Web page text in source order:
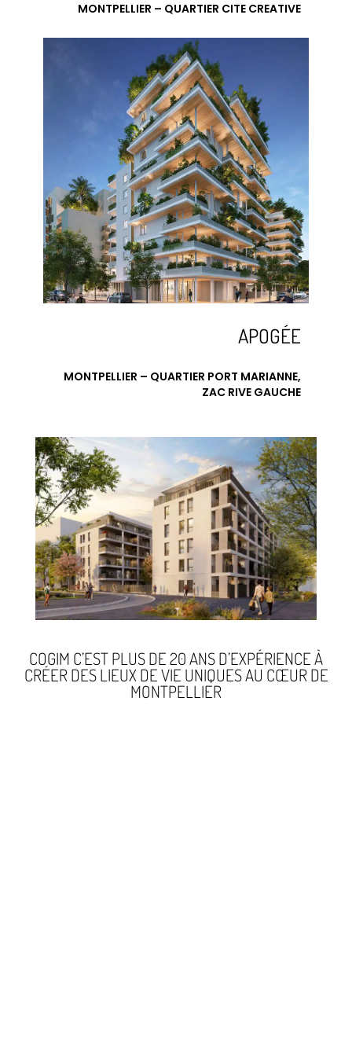
MONTPELLIER – QUARTIER CITE CREATIVE
APOGÉE
MONTPELLIER – QUARTIER PORT MARIANNE,
ZAC RIVE GAUCHE
COGIM C’EST PLUS DE 20 ANS D’EXPÉRIENCE À
CRÉER DES LIEUX DE VIE UNIQUES AU CŒUR DE
MONTPELLIER